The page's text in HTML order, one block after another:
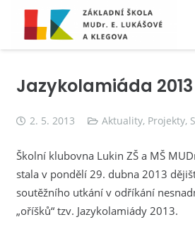
Jazykolamiáda 2013
2. 5. 2013 Aktuality, Projekty,
Školní klubovna Lukin ZŠ a MŠ
stala v pondělí 29. dubna 2013
soutěžního utkání v odříkání
„oříšků“ tzv. Jazykolamiády 2013.